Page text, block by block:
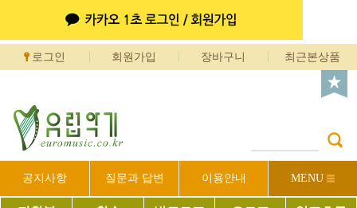
로그인 회원가입 장바구니 최근본상품
공지사항 질문과 답변 이용안내 MENU